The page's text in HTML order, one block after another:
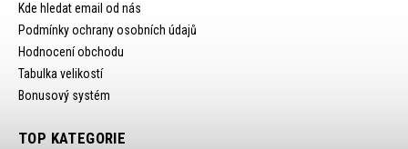
Kde hledat email od nás
Podmínky ochrany osobních údajů
Hodnocení obchodu
Tabulka velikostí
Bonusový systém
TOP KATEGORIE